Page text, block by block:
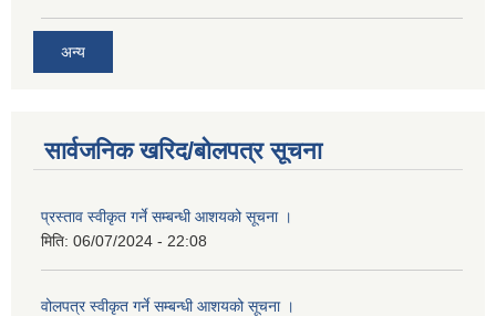
अन्य
सार्वजनिक खरिद/बोलपत्र सूचना
प्रस्ताव स्वीकृत गर्ने सम्बन्धी आशयको सूचना ।
मिति: 06/07/2024 - 22:08
वोलपत्र स्वीकृत गर्ने सम्बन्धी आशयको सूचना ।